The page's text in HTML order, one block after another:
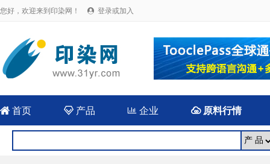
您好，欢迎来到印染网！  登录或加入
 首页 产品  企业 原料行情